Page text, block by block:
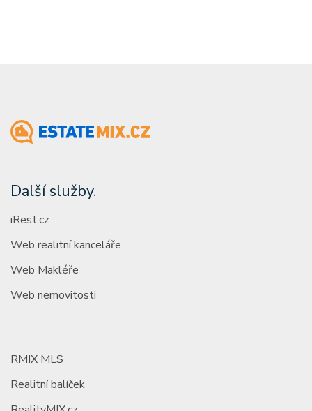
Další služby.
iRest.cz
Web realitní kanceláře
Web Makléře
Web nemovitosti
RMIX MLS
Realitní balíček